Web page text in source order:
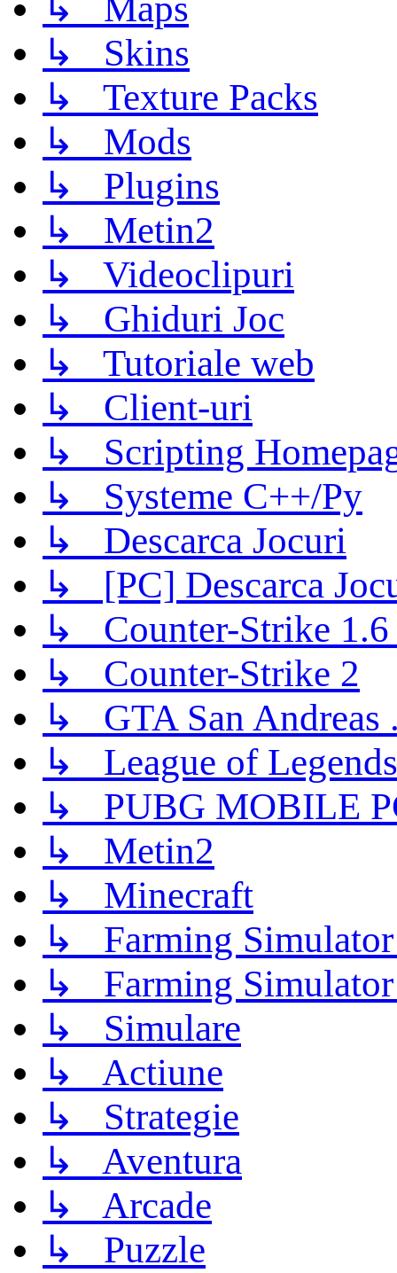
↳ Maps
↳ Skins
↳ Texture Packs
↳ Mods
↳ Plugins
↳ Metin2
↳ Videoclipuri
↳ Ghiduri Joc
↳ Tutoriale web
↳ Client-uri
↳ Scripting
↳ Systeme C++/Py
↳ Descarca Jocuri
↳ [PC] Descarca
↳ Counter-Strike 1.6
↳ Counter-Strike 2
↳ GTA San Andreas
↳ League of Legends
↳ PUBG MOBILE
↳ Metin2
↳ Minecraft
↳ Farming
↳ Farming
↳ Simulare
↳ Actiune
↳ Strategie
↳ Aventura
↳ Arcade
↳ Puzzle